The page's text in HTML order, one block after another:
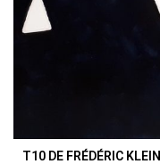
T10 DE FRÉDÉRIC KLEIN